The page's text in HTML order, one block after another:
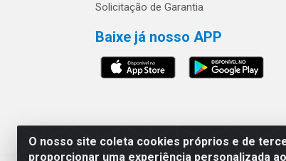
O nosso site coleta cookies próprios e de
proporcionar uma experiência personalizada
Solicitação de Garantia
Baixe já nosso APP
Os preços e